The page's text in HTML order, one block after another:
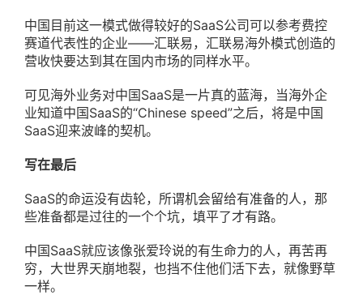
中国目前这一模式做得较好的SaaS公司可以参考费控
赛道代表性的企业——汇联易，汇联易海外模式创造的
营收快要达到其在国内市场的同样水平。
可见海外业务对中国SaaS是一片真的蓝海，当海外企
业知道中国SaaS的“Chinese speed”之后，将是中国
SaaS迎来波峰的契机。
写在最后
SaaS的命运没有齿轮，所谓机会留给有准备的人，那
些准备都是过往的一个个坑，填平了才有路。
中国SaaS就应该像张爱玲说的有生命力的人，再苦再
穷，大世界天崩地裂，也挡不住他们活下去，就像野草
一样。